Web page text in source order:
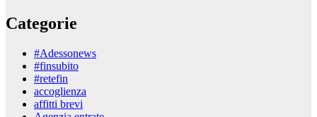
Categorie
#Adessonews
#finsubito
#retefin
accoglienza
affitti brevi